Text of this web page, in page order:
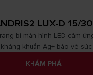
LUX-D 15/30
bị màn hình LED cảm
khuẩn Ag+ bảo vệ
KHÁM PHÁ